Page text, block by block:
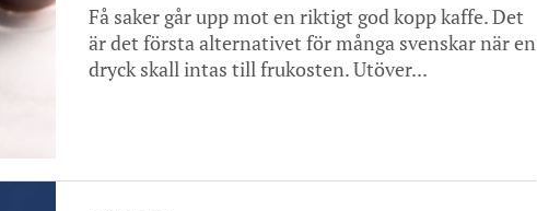
Få saker går upp mot en riktigt god kopp kaffe. Det
är det första alternativet för många svenskar när en
dryck skall intas till frukosten. Utöver...